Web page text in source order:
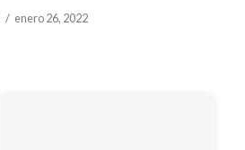
enero 26, 2022